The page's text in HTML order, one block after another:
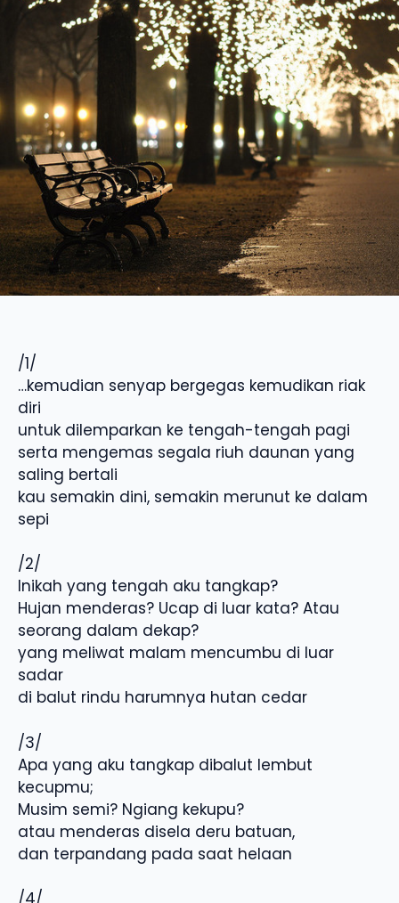
/1/
…kemudian senyap bergegas kemudikan riak
diri
untuk dilemparkan ke tengah-tengah pagi
serta mengemas segala riuh daunan yang
saling bertali
kau semakin dini, semakin merunut ke dalam
sepi
/2/
Inikah yang tengah aku tangkap?
Hujan menderas? Ucap di luar kata? Atau
seorang dalam dekap?
yang meliwat malam mencumbu di luar
sadar
di balut rindu harumnya hutan cedar
/3/
Apa yang aku tangkap dibalut lembut
kecupmu;
Musim semi? Ngiang kekupu?
atau menderas disela deru batuan,
dan terpandang pada saat helaan
/4/